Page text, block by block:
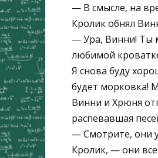
— В смысле, на
Кролик обнял
— Ура, Винни! Ты
любимой
Я снова буду
будет морковка!
Винни и Хрюня
распевавшая
— Смотрите, они
Кролик, — они